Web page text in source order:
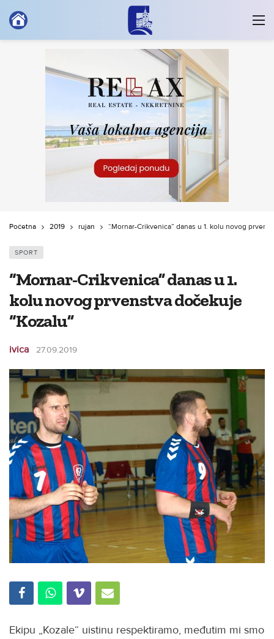
Početna 2019 rujan “Mornar-Crikvenica” danas u 1. kolu novog
SPORT
“Mornar-Crikvenica” danas u 1.
kolu novog prvenstva dočekuje
“Kozalu”
ivica 27.09.2019
Ekipu „Kozale“ uistinu respektiramo, međutim mi smo